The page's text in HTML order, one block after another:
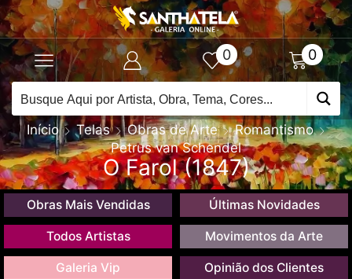
0 0
Início Telas Obras de Arte
Romantismo
Petrus van Schendel
O Farol (1847)
Obras Mais Vendidas Últimas Novidades
Todos Artistas Movimentos da Arte
Galeria Vip Opinião dos Clientes